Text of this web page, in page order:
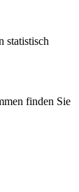
statistisch
finden Sie